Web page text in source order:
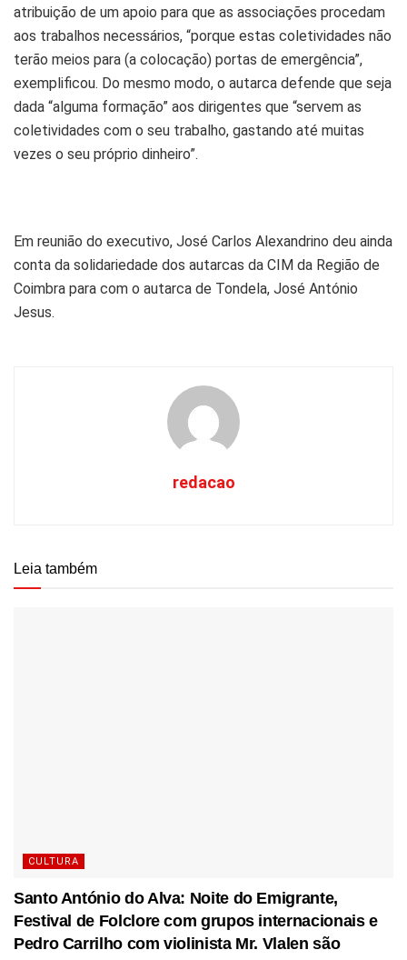
atribuição de um apoio para que as associações procedam
aos trabalhos necessários, “porque estas coletividades não
terão meios para (a colocação) portas de emergência”,
exemplificou. Do mesmo modo, o autarca defende que seja
dada “alguma formação” aos dirigentes que “servem as
coletividades com o seu trabalho, gastando até muitas
vezes o seu próprio dinheiro”.
Em reunião do executivo, José Carlos Alexandrino deu ainda
conta da solidariedade dos autarcas da CIM da Região de
Coimbra para com o autarca de Tondela, José António
Jesus.
redacao
Leia também
CULTURA
Santo António do Alva: Noite do Emigrante,
Festival de Folclore com grupos internacionais e
Pedro Carrilho com violinista Mr. Vlalen são